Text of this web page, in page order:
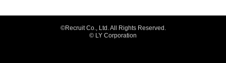
©Recruit Co., Ltd. All Rights Reserved.
© LY Corporation